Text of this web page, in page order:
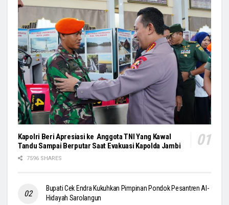
Kapolri Beri Apresiasi ke Anggota TNI Yang Kawal
Tandu Sampai Berputar Saat Evakuasi Kapolda Jambi
7596 SHARES
Bupati Cek Endra Kukuhkan Pimpinan Pondok Pesantren Al-
Hidayah Sarolangun